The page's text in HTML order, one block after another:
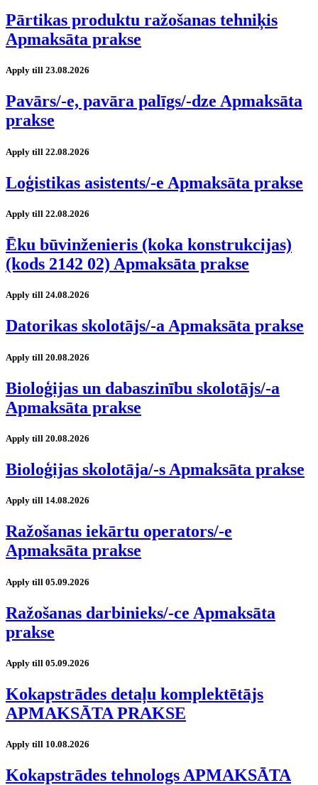
Pārtikas produktu ražošanas tehniķis
Apmaksāta prakse
Apply till 23.08.2026
Pavārs/-e, pavāra palīgs/-dze Apmaksāta
prakse
Apply till 22.08.2026
Loģistikas asistents/-e Apmaksāta prakse
Apply till 22.08.2026
Ēku būvinženieris (koka konstrukcijas)
(kods 2142 02) Apmaksāta prakse
Apply till 24.08.2026
Datorikas skolotājs/-a Apmaksāta prakse
Apply till 20.08.2026
Bioloģijas un dabaszinību skolotājs/-a
Apmaksāta prakse
Apply till 20.08.2026
Bioloģijas skolotāja/-s Apmaksāta prakse
Apply till 14.08.2026
Ražošanas iekārtu operators/-e
Apmaksāta prakse
Apply till 05.09.2026
Ražošanas darbinieks/-ce Apmaksāta
prakse
Apply till 05.09.2026
Kokapstrādes detaļu komplektētājs
APMAKSĀTA PRAKSE
Apply till 10.08.2026
Kokapstrādes tehnologs APMAKSĀTA